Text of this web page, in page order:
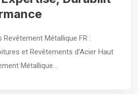
Métallique FR :
et Revêtements d’Acier Haut
Métallique…